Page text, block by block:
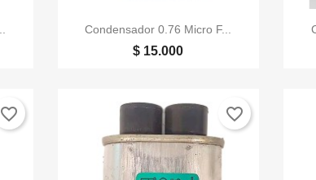
Vista rápida
Condensador 0.76 Micro F...
$ 15.000
favorite_border favorite_border